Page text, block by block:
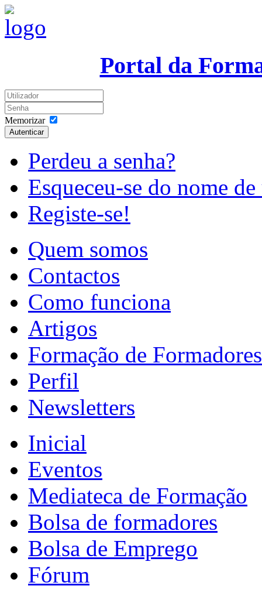
Portal da
Memorizar
Autenticar
Perdeu a senha?
Esqueceu-se do nome
Registe-se!
Quem somos
Contactos
Como funciona
Artigos
Formação de Formadores
Perfil
Newsletters
Inicial
Eventos
Mediateca de Formação
Bolsa de formadores
Bolsa de Emprego
Fórum